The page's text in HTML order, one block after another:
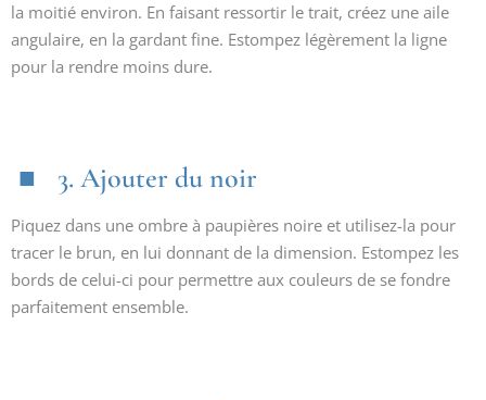
la moitié environ. En faisant ressortir le trait, créez une aile
angulaire, en la gardant fine. Estompez légèrement la ligne
pour la rendre moins dure.
3. Ajouter du noir
Piquez dans une ombre à paupières noire et utilisez-la pour
tracer le brun, en lui donnant de la dimension. Estompez les
bords de celui-ci pour permettre aux couleurs de se fondre
parfaitement ensemble.